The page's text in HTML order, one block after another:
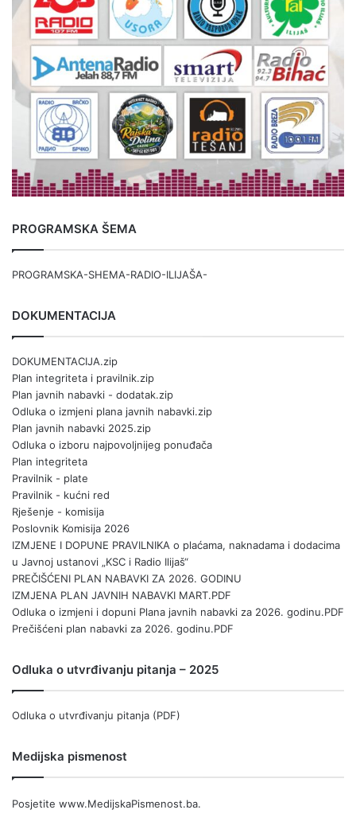
PROGRAMSKA ŠEMA
PROGRAMSKA-SHEMA-RADIO-ILIJAŠA-
DOKUMENTACIJA
DOKUMENTACIJA.zip
Plan integriteta i pravilnik.zip
Plan javnih nabavki - dodatak.zip
Odluka o izmjeni plana javnih nabavki.zip
Plan javnih nabavki 2025.zip
Odluka o izboru najpovoljnijeg ponuđača
Plan integriteta
Pravilnik - plate
Pravilnik - kućni red
Rješenje - komisija
Poslovnik Komisija 2026
IZMJENE I DOPUNE PRAVILNIKA o plaćama, naknadama i dodacima
u Javnoj ustanovi „KSC i Radio Ilijaš“
PREČIŠĆENI PLAN NABAVKI ZA 2026. GODINU
IZMJENA PLAN JAVNIH NABAVKI MART.PDF
Odluka o izmjeni i dopuni Plana javnih nabavki za 2026. godinu.PDF
Prečišćeni plan nabavki za 2026. godinu.PDF
Odluka o utvrđivanju pitanja – 2025
Odluka o utvrđivanju pitanja (PDF)
Medijska pismenost
Posjetite www.MedijskaPismenost.ba.